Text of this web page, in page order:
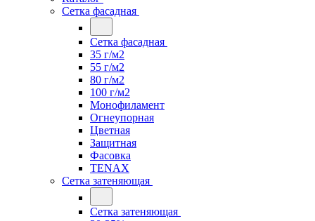
Сетка фасадная
Сетка фасадная
35 г/м2
55 г/м2
80 г/м2
100 г/м2
Монофиламент
Огнеупорная
Цветная
Защитная
Фасовка
TENAX
Сетка затеняющая
Сетка затеняющая